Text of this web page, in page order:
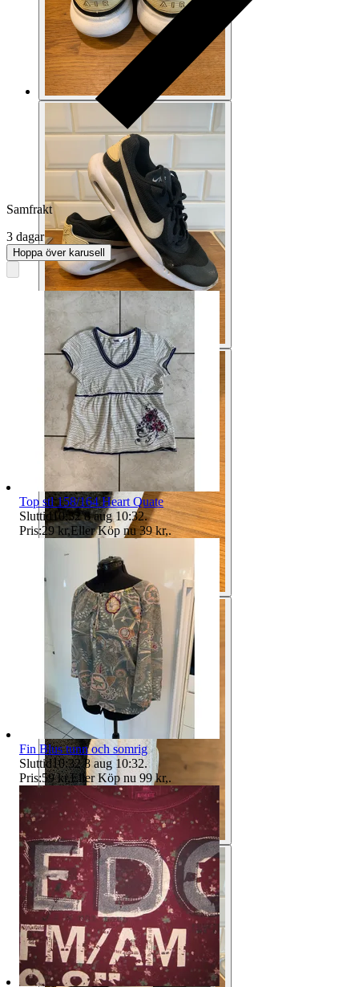
Samfrakt
3 dagar
Hoppa över karusell
Top stl 158/164 Heart Quate
Sluttid10:32 8 aug 10:32.
Pris:29 kr,Eller Köp nu 39 kr,.
Fin Blus tunn och somrig
Sluttid10:32 8 aug 10:32.
Pris:59 kr,Eller Köp nu 99 kr,.